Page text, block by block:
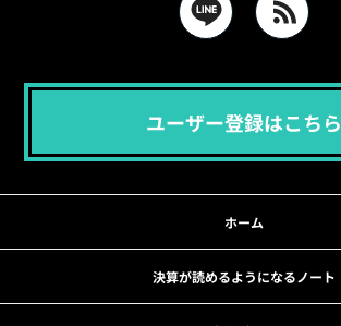
ユーザー登録はこちら
ホーム
決算が読めるようになるノート